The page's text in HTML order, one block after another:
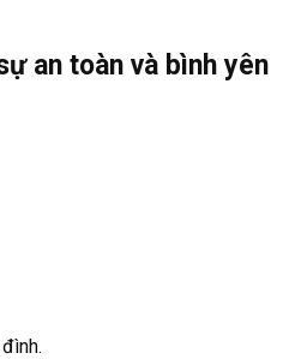
an toàn và bình yên